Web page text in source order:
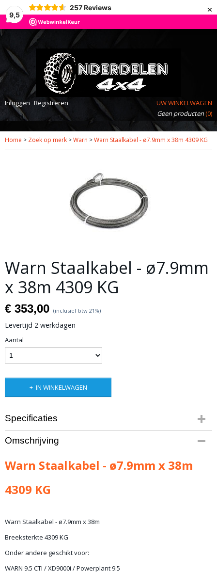
9,5
257 Reviews ×
Inloggen Registreren
UW WINKELWAGEN
Geen producten(0)
Home > Zoek op merk >Warn >Warn Staalkabel - ø7.9mm x 38m 4309 KG
Warn Staalkabel - ø7.9mm
x 38m 4309 KG
€ 353,00 (inclusief btw 21%)
Levertijd 2 werkdagen
Aantal
IN WINKELWAGEN
Specificaties
Bruto gewicht
15,00 Kg
Omschrijving
Warn Staalkabel - ø7.9mm x 38m
4309 KG
Warn Staalkabel - ø7.9mm x 38m
Breeksterkte 4309 KG
Onder andere geschikt voor:
WARN 9.5 CTI / XD9000i / Powerplant 9.5